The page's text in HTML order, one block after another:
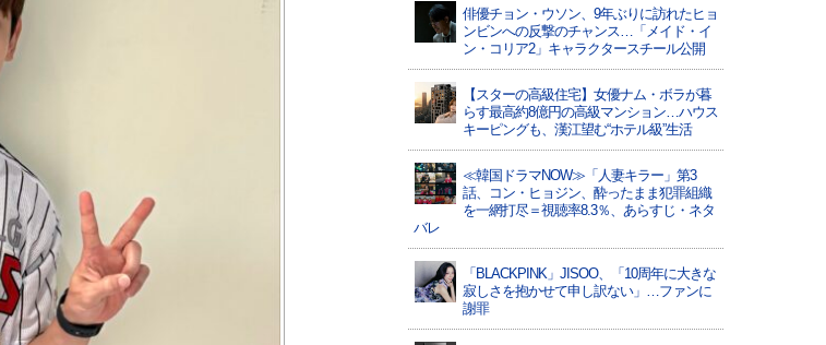
俳優チョン・ウソン、9年ぶりに訪れたヒョ
ンビンへの反撃のチャンス…「メイド・イ
ン・コリア2」キャラクタースチール公開
【スターの高級住宅】女優ナム・ボラが暮
らす最高約8億円の高級マンション…ハウス
キーピングも、漢江望む“ホテル級”生活
≪韓国ドラマNOW≫「人妻キラー」第3
話、コン・ヒョジン、酔ったまま犯罪組織
を一網打尽＝視聴率8.3％、あらすじ・ネタ
バレ
「BLACKPINK」JISOO、「10周年に大きな
寂しさを抱かせて申し訳ない」…ファンに
謝罪